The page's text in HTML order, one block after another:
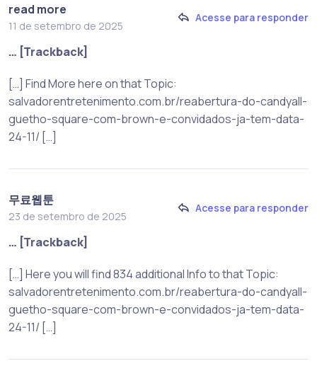
read more
11 de setembro de 2025
Acesse para responder
… [Trackback]
[…] Find More here on that Topic:
salvadorentretenimento.com.br/reabertura-do-candyall-
guetho-square-com-brown-e-convidados-ja-tem-data-
24-11/ […]
무료웹툰
23 de setembro de 2025
Acesse para responder
… [Trackback]
[…] Here you will find 834 additional Info to that Topic:
salvadorentretenimento.com.br/reabertura-do-candyall-
guetho-square-com-brown-e-convidados-ja-tem-data-
24-11/ […]